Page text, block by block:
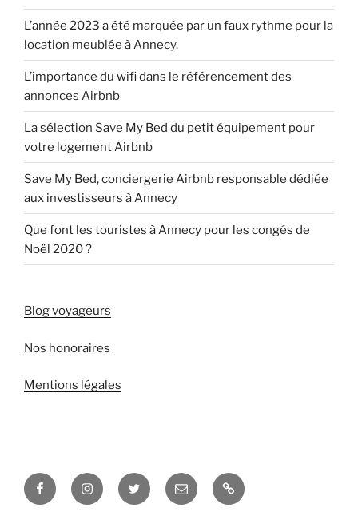
L’année 2023 a été marquée par un faux rythme pour la
location meublée à Annecy.
L’importance du wifi dans le référencement des
annonces Airbnb
La sélection Save My Bed du petit équipement pour
votre logement Airbnb
Save My Bed, conciergerie Airbnb responsable dédiée
aux investisseurs à Annecy
Que font les touristes à Annecy pour les congés de
Noël 2020 ?
Blog voyageurs
Nos honoraires
Mentions légales